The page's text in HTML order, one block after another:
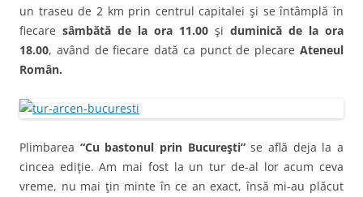
un traseu de 2 km prin centrul capitalei şi se întâmplă în
fiecare sâmbătă de la ora 11.00 şi duminică de la ora
18.00, având de fiecare dată ca punct de plecare Ateneul
Român.
Plimbarea “Cu bastonul prin Bucureşti”se află deja la a
cincea ediţie. Am mai fost la un tur de-al lor acum ceva
vreme, nu mai ţin minte în ce an exact, însă mi-au plăcut